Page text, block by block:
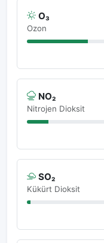
O₃
Ozon
NO₂
Nitrojen Dioksit
SO₂
Kükürt Dioksit